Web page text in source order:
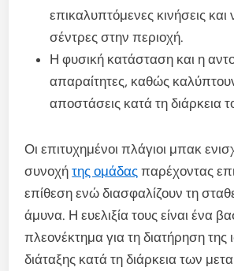
επικαλυπτόμενες κινήσεις
σέντρες στην περιοχή.
Η φυσική κατάσταση και η
απαραίτητες, καθώς
αποστάσεις κατά τη διάρκεια
Οι επιτυχημένοι πλάγιοι μπακ
συνοχήτης ομάδας παρέχοντας
επίθεση ενώ διασφαλίζουν τη
άμυνα. Η ευελιξία τους είναι ένα
πλεονέκτημα για τη διατήρηση της
διάταξης κατά τη διάρκεια των